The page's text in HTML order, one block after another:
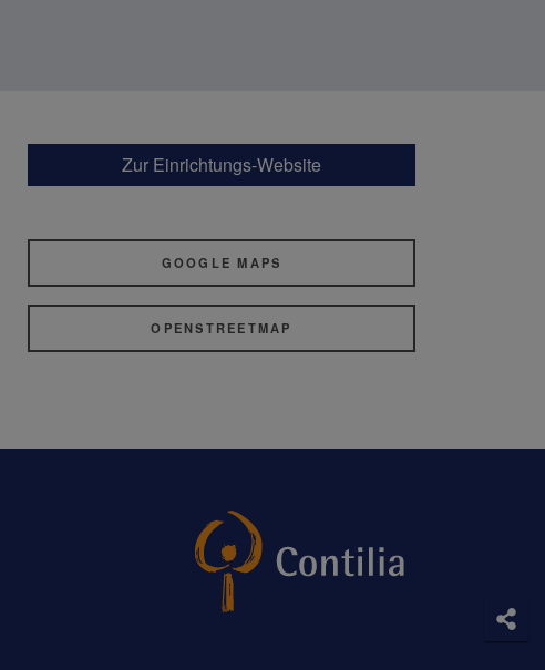
Zur Einrichtungs-Website
GOOGLE MAPS
OPENSTREETMAP